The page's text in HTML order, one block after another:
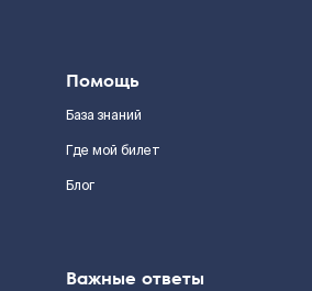
Помощь
База знаний
Где мой билет
Блог
Важные ответы